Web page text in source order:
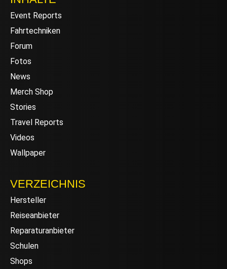
Event Reports
Fahrtechniken
Forum
Fotos
News
Merch Shop
Stories
Travel Reports
Videos
Wallpaper
VERZEICHNIS
Hersteller
Reiseanbieter
Reparaturanbieter
Schulen
Shops